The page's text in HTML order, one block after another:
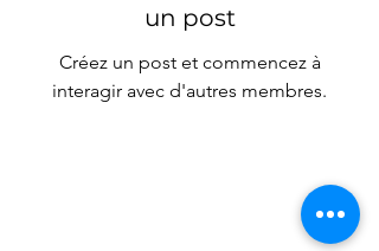
un post
Créez un post et commencez à
interagir avec d'autres membres.